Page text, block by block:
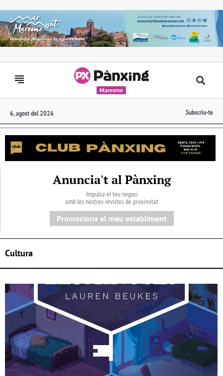
Maresme
6, agost del 2026 Subscriu-te
Anuncia't al Pànxing
Impulsa el teu negoci
amb les nostres revistes de proximitat
Promociona el meu establiment
Cultura